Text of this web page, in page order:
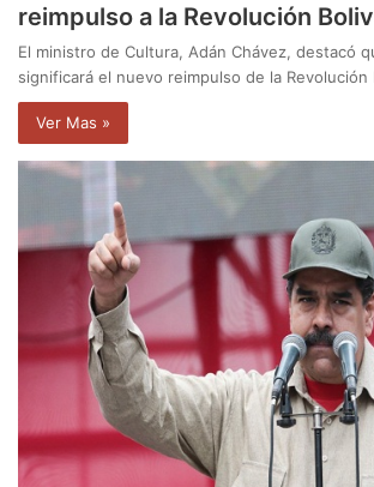
reimpulso a la Revolución
El ministro de Cultura, Adán Chávez, destacó
significará el nuevo reimpulso de la Revolución
Ver Mas »